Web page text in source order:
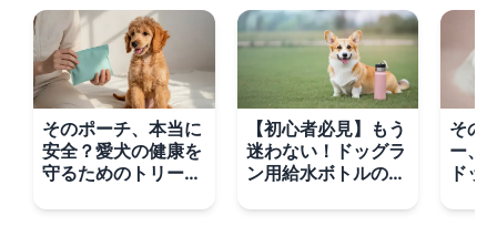
そのポーチ、本当に
安全？愛犬の健康を
守るためのトリーツ
【初心者必見】もう
迷わない！ドッグラ
ン用給水ボトルの選
その
ー、
ドッ
分け